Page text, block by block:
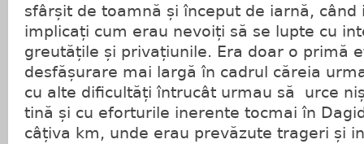
sfârșit de toamnă și început de iarnă, când
implicați cum erau nevoiți să se lupte cu
greutățile și privațiunile. Era doar o primă
desfășurare mai largă în cadrul căreia
cu alte dificultăți întrucât urmau să urce
tină și cu eforturile inerente tocmai în
câțiva km, unde erau prevăzute trageri și